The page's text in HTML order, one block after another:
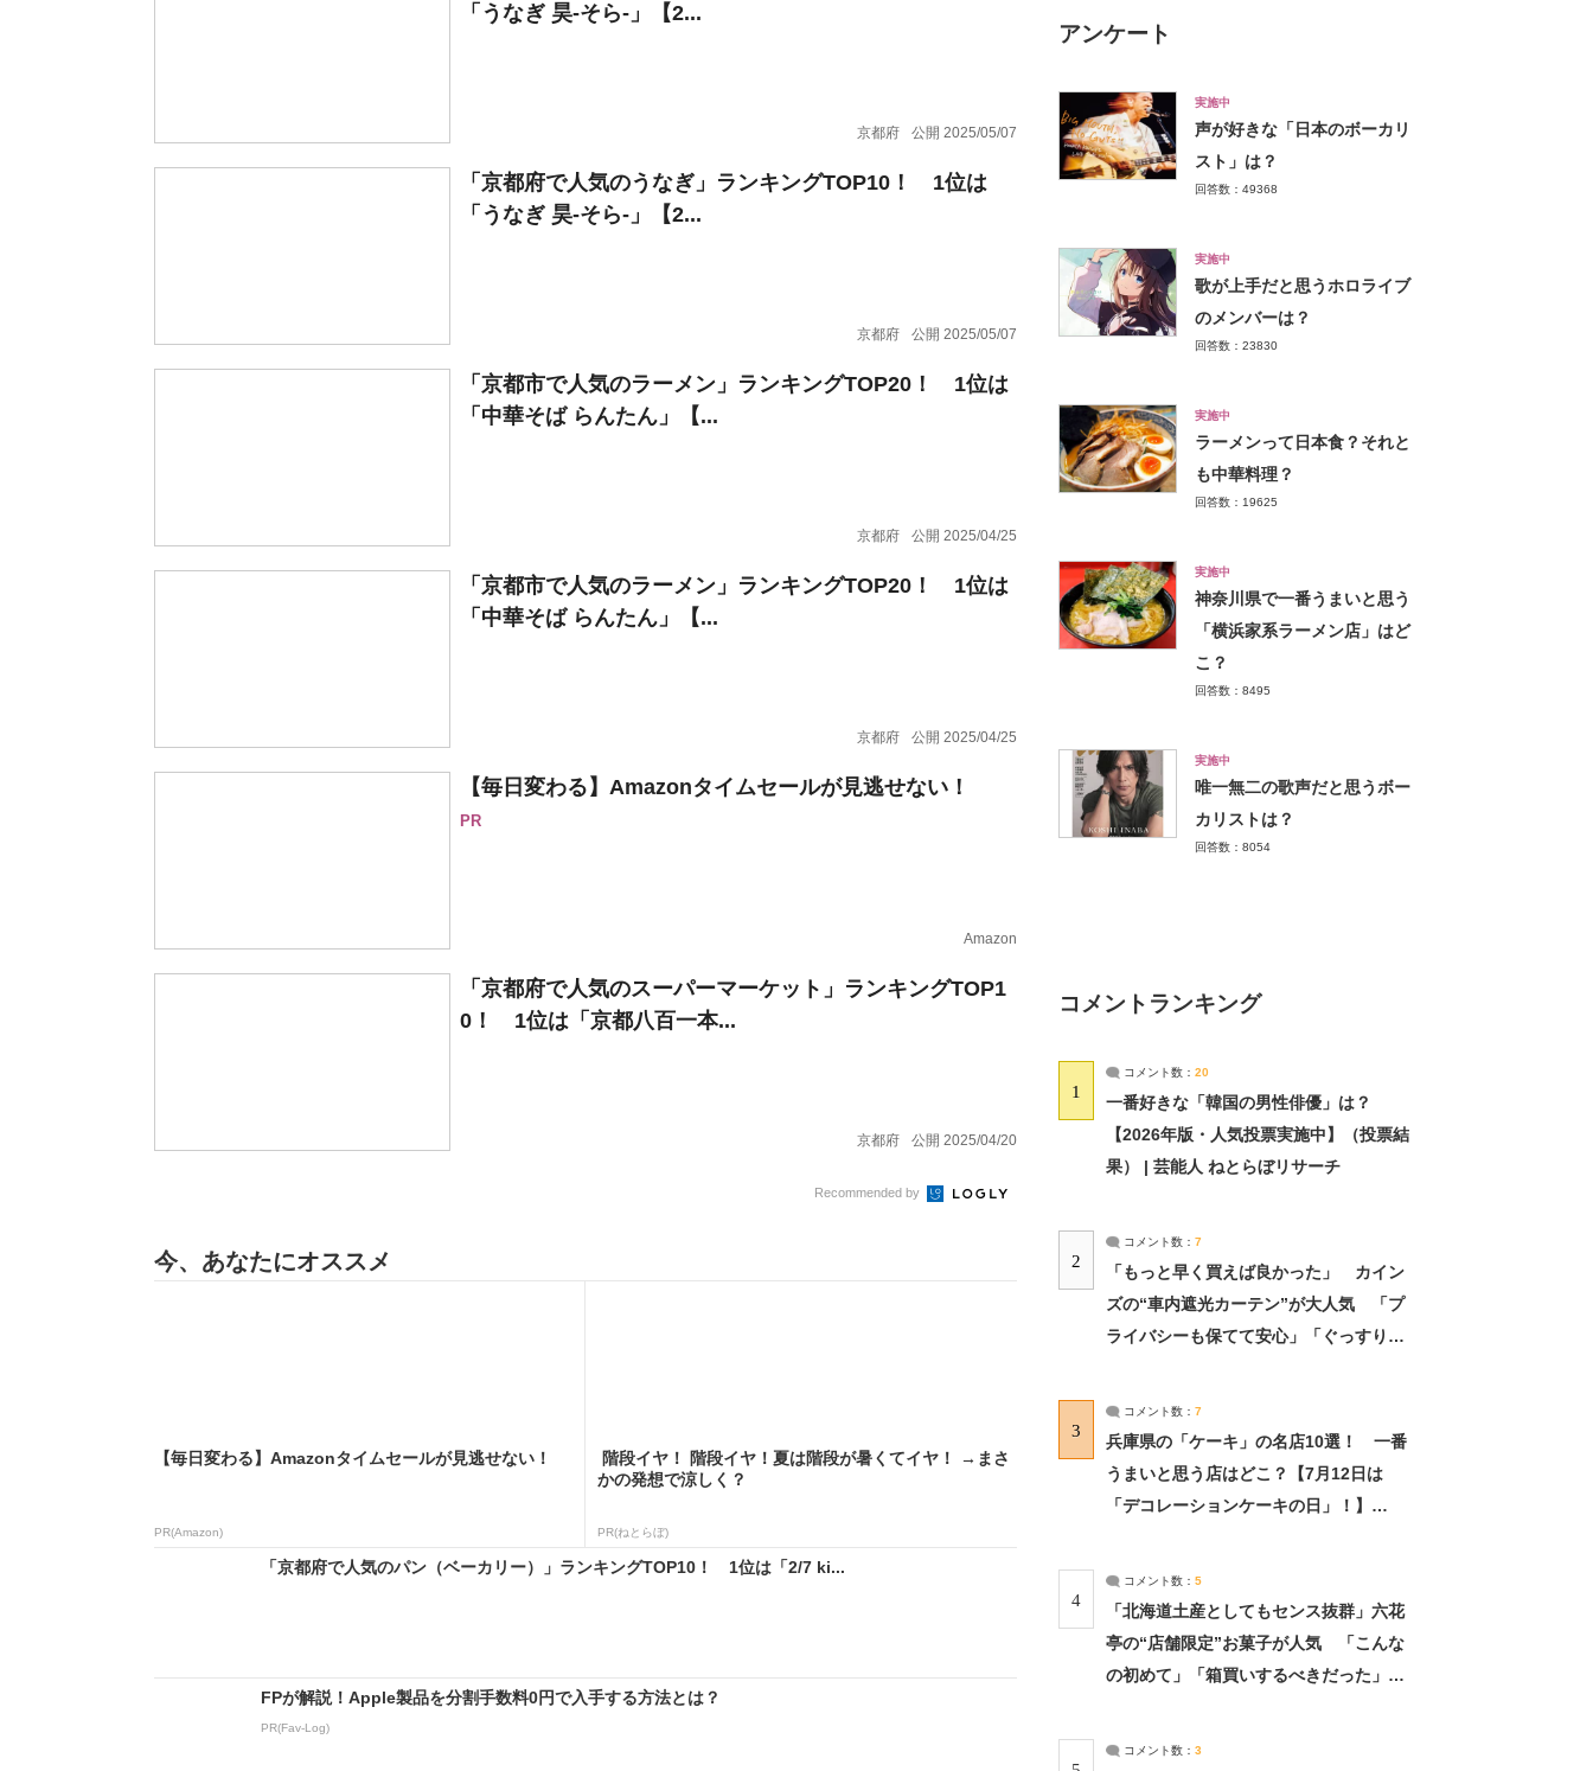
「うなぎ 昊-そら-」【2...
京都府 公開 2025/05/07
「京都府で人気のうなぎ」ランキングTOP10！ 1位は
「うなぎ 昊-そら-」【2...
京都府 公開 2025/05/07
「京都市で人気のラーメン」ランキングTOP20！ 1位は
「中華そば らんたん」【...
京都府 公開 2025/04/25
「京都市で人気のラーメン」ランキングTOP20！ 1位は
「中華そば らんたん」【...
京都府 公開 2025/04/25
【毎日変わる】Amazonタイムセールが見逃せない！
PR
Amazon
「京都府で人気のスーパーマーケット」ランキングTOP1
0！ 1位は「京都八百一本...
京都府 公開 2025/04/20
Recommended by
今、あなたにオススメ
【毎日変わる】Amazonタイムセールが見逃せない！
PR(Amazon)
階段イヤ！ 階段イヤ！夏は階段が暑くてイヤ！ →まさ
かの発想で涼しく？
PR(ねとらぼ)
「京都府で人気のパン（ベーカリー）」ランキングTOP10！ 1位は「2/7 ki...
FPが解説！Apple製品を分割手数料0円で入手する方法とは？
PR(Fav-Log)
アンケート
実施中
声が好きな「日本のボーカリ
スト」は？
回答数：49368
実施中
歌が上手だと思うホロライブ
のメンバーは？
回答数：23830
実施中
ラーメンって日本食？それと
も中華料理？
回答数：19625
実施中
神奈川県で一番うまいと思う
「横浜家系ラーメン店」はど
こ？
回答数：8495
実施中
唯一無二の歌声だと思うボー
カリストは？
回答数：8054
コメントランキング
1
コメント数： 20
一番好きな「韓国の男性俳優」は？
【2026年版・人気投票実施中】（投票結
果） | 芸能人 ねとらぼリサーチ
2
コメント数： 7
「もっと早く買えば良かった」 カイン
ズの“車内遮光カーテン”が大人気 「プ
ライバシーも保てて安心」「ぐっすり眠
3
コメント数： 7
兵庫県の「ケーキ」の名店10選！ 一番
うまいと思う店はどこ？【7月12日は
「デコレーションケーキの日」！】
4
コメント数： 5
「北海道土産としてもセンス抜群」六花
亭の“店舗限定”お菓子が人気 「こんな
の初めて」「箱買いするべきだった」
コメント数： 3